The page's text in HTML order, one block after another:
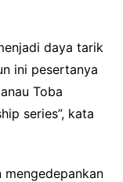
daya tarik
ini pesertanya
Toba
series”, kata